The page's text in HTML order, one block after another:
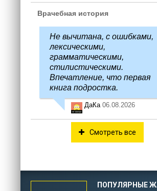
Врачебная история
Не вычитана, с ошибками,
лексическими,
грамматическими,
стилистическими.
Впечатление, что первая
книга подростка.
ДаКа 06.08.2026
Смотреть все